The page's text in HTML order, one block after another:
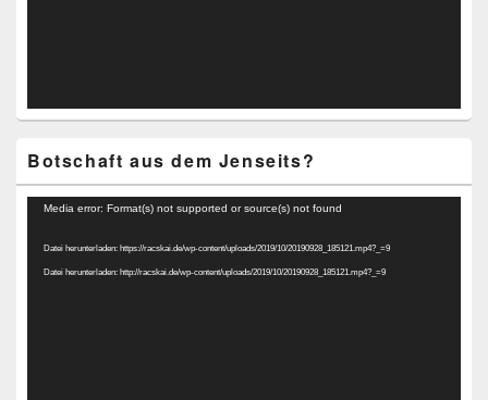
Botschaft aus dem Jenseits?
Video-
Media error: Format(s) not supported or source(s) not found
Datei herunterladen: https://racskai.de/wp-content/uploads/2019/10/20190928_185121.mp4?_=9
Datei herunterladen: http://racskai.de/wp-content/uploads/2019/10/20190928_185121.mp4?_=9